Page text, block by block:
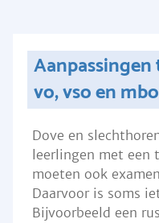
vo, vso en mbo
Dove en
leerlingen met
moeten ook
Daarvoor is soms
Bijvoorbeeld een